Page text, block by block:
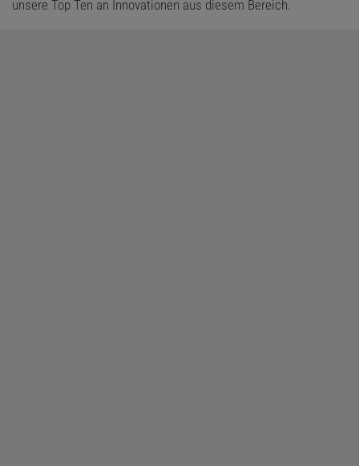
unsere Top Ten an Innovationen aus diesem Bereich.